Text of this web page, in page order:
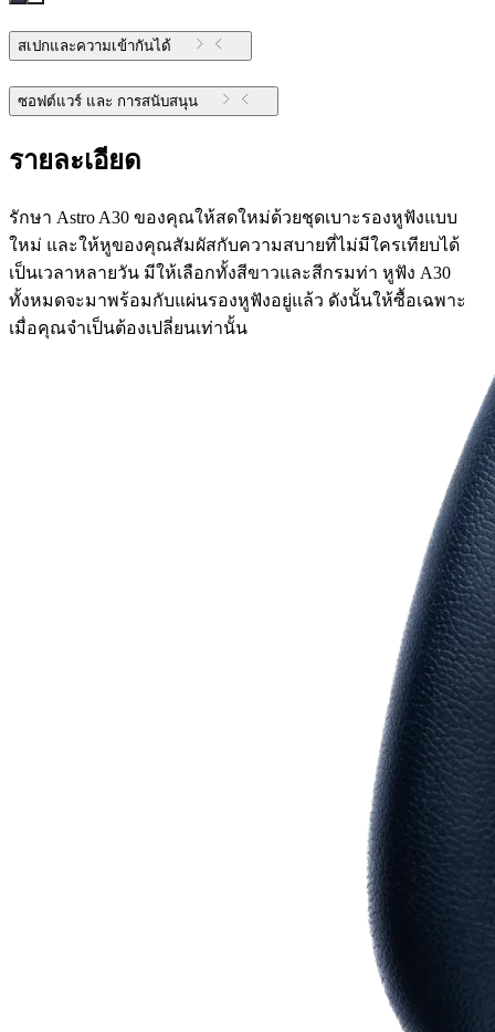
สเปกและความเข้ากันได้
ซอฟต์แวร์ และ การสนับสนุน
รายละเอียด
รักษา Astro A30 ของคุณให้สดใหม่ด้วยชุดเบาะรองหูฟังแบบ
ใหม่ และให้หูของคุณสัมผัสกับความสบายที่ไม่มีใครเทียบได้
เป็นเวลาหลายวัน มีให้เลือกทั้งสีขาวและสีกรมท่า หูฟัง A30
ทั้งหมดจะมาพร้อมกับแผ่นรองหูฟังอยู่แล้ว ดังนั้นให้ซื้อเฉพาะ
เมื่อคุณจำเป็นต้องเปลี่ยนเท่านั้น